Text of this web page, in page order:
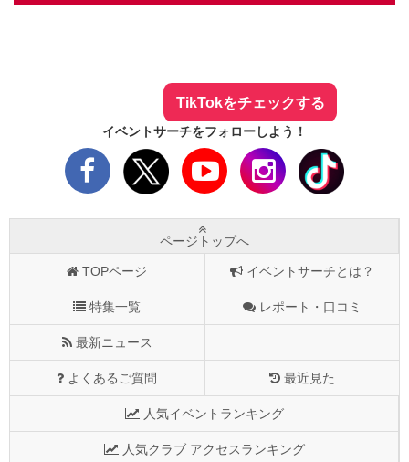
TikTokをチェックする
イベントサーチをフォローしよう！
ページトップへ
TOPページ イベントサーチとは？
特集一覧 レポート・口コミ
最新ニュース
よくあるご質問 最近見た
人気イベントランキング
人気クラブ アクセスランキング